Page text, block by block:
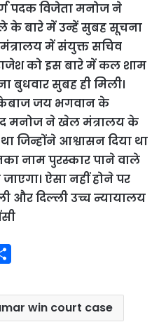
पदक विजेता मनोज ने
के बारे में उन्हें सुबह सूचना
में संयुक्त सचिव
को इस बारे में कल शाम
सुबह ही मिली।
जय भगवान के
मनोज ने खेल मंत्रालय के
जिन्होंने आश्वासन दिया था
नाम पुरस्कार पाने वाले
ऐसा नहीं होने पर
और दिल्ली उच्च न्यायालय
a
r
win court case